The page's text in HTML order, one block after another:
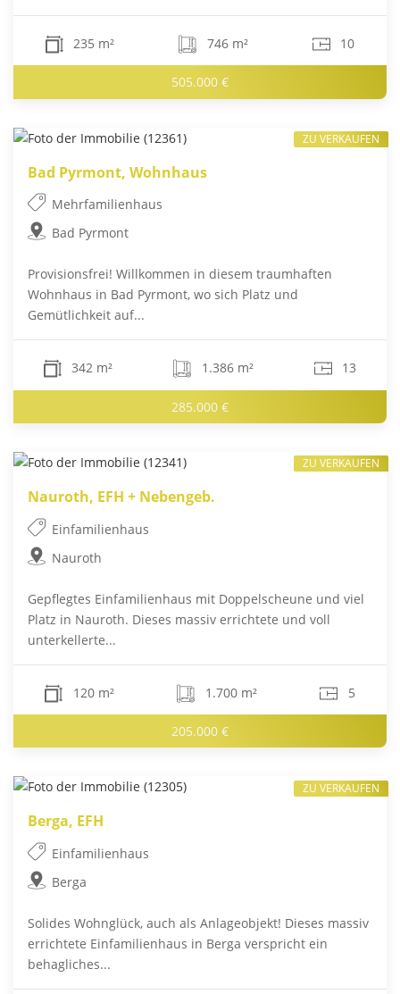
235 m² 746 m² 10
505.000 €
Bad Pyrmont, Wohnhaus
Mehrfamilienhaus
Bad Pyrmont
Provisionsfrei! Willkommen in diesem traumhaften
Wohnhaus in Bad Pyrmont, wo sich Platz und
Gemütlichkeit auf...
342 m² 1.386 m² 13
285.000 €
ZU VERKAUFEN
Nauroth, EFH + Nebengeb.
Einfamilienhaus
Nauroth
Gepflegtes Einfamilienhaus mit Doppelscheune und viel
Platz in Nauroth. Dieses massiv errichtete und voll
unterkellerte...
120 m² 1.700 m² 5
205.000 €
ZU VERKAUFEN
Berga, EFH
Einfamilienhaus
Berga
Solides Wohnglück, auch als Anlageobjekt! Dieses massiv
errichtete Einfamilienhaus in Berga verspricht ein
behagliches...
ZU VERKAUFEN